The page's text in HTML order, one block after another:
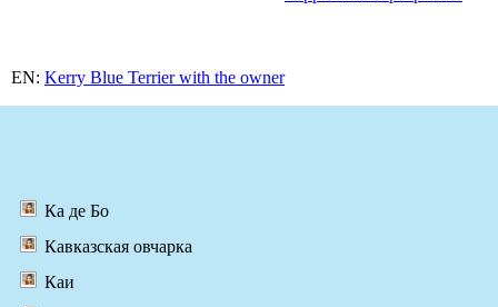
EN: Kerry Blue Terrier with the owner
Ка де Бо
Кавказская овчарка
Каи